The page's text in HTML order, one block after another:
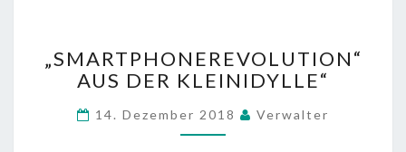
E
R
E
I
S
M
R
T
„SMARTPHONEREVOLUTION“
AUS DER KLEINIDYLLE“
14. Dezember 2018 Verwalter